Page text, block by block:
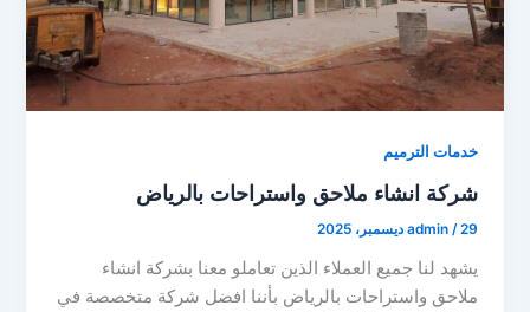
خدمات الترميم
شركة انشاء ملاحق واستراحات بالرياض
admin /29 ديسمبر، 2025
يشهد لنا جميع العملاء الذين تعاملو معنا بشركة انشاء
ملاحق واستراحات بالرياض بأننا افضل شركة متخصصة في